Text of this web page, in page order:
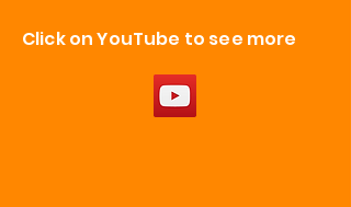
Click on YouTube to see more